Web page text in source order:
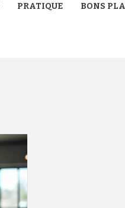
PRATIQUE BONS